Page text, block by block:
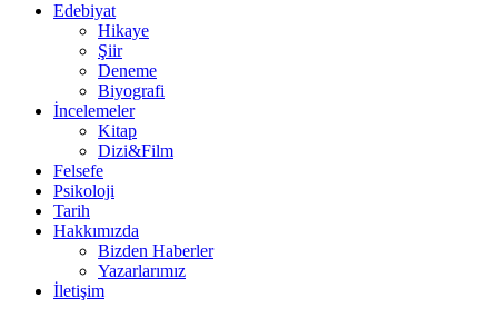
Edebiyat
Hikaye
Şiir
Deneme
Biyografi
İncelemeler
Kitap
Dizi&Film
Felsefe
Psikoloji
Tarih
Hakkımızda
Bizden Haberler
Yazarlarımız
İletişim